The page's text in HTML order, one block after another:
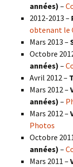
années) –
2012-2013 –
obtenant le
Mars 2013 –
Octobre
années) –
Avril 2012 –
Mars 2012 –
années) –
Mars 2012 –
Photos
Octobre
années) –
Mars 2011 –